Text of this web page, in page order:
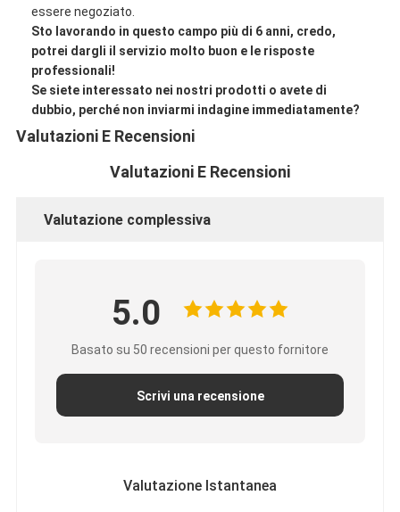
essere negoziato.
Sto lavorando in questo campo più di 6 anni, credo,
potrei dargli il servizio molto buon e le risposte
professionali!
Se siete interessato nei nostri prodotti o avete di
dubbio, perché non inviarmi indagine immediatamente?
Valutazioni E Recensioni
Valutazioni E Recensioni
Valutazione complessiva
5.0
Basato su 50 recensioni per questo fornitore
Scrivi una recensione
Valutazione Istantanea